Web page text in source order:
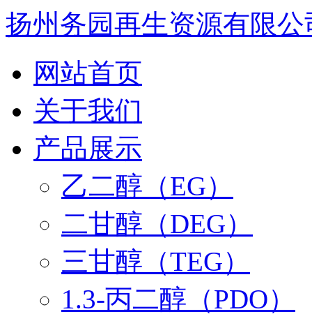
扬州务园再生资源有限公
网站首页
关于我们
产品展示
乙二醇（EG）
二甘醇（DEG）
三甘醇（TEG）
1.3-丙二醇（PDO）